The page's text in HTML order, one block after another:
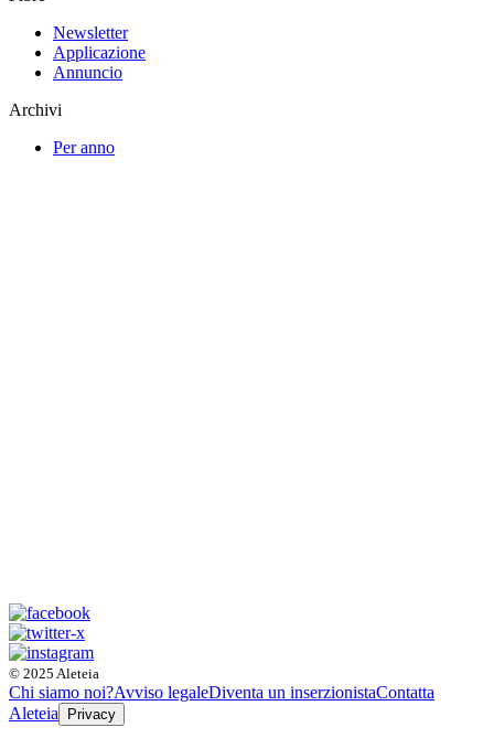
Newsletter
Applicazione
Annuncio
Archivi
Per anno
© 2025 Aleteia
Chi siamo noi?Avviso legaleDiventa un inserzionistaContatta
Aleteia
Privacy